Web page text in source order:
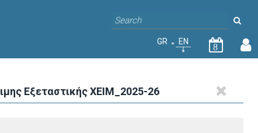
GR EN
8
Εξεταστικής ΧΕΙΜ_2025-26